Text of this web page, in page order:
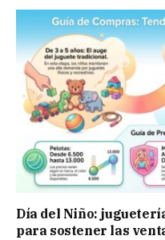
Día del Niño:
para sostener las